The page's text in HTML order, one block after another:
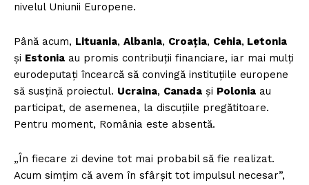
nivelul Uniunii Europene.
Până acum, Lituania, Albania, Croația, Cehia, Letonia
și Estonia au promis contribuții financiare, iar mai mulți
eurodeputați încearcă să convingă instituțiile europene
să susțină proiectul. Ucraina, Canada și Polonia au
participat, de asemenea, la discuțiile pregătitoare.
Pentru moment, România este absentă.
„În fiecare zi devine tot mai probabil să fie realizat.
Acum simțim că avem în sfârșit tot impulsul necesar”,